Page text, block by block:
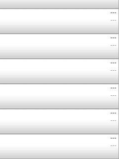
---
---
---
---
---
---
---
---
---
---
---
---